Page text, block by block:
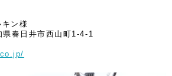
ン様
春日井市西山町1-4-1